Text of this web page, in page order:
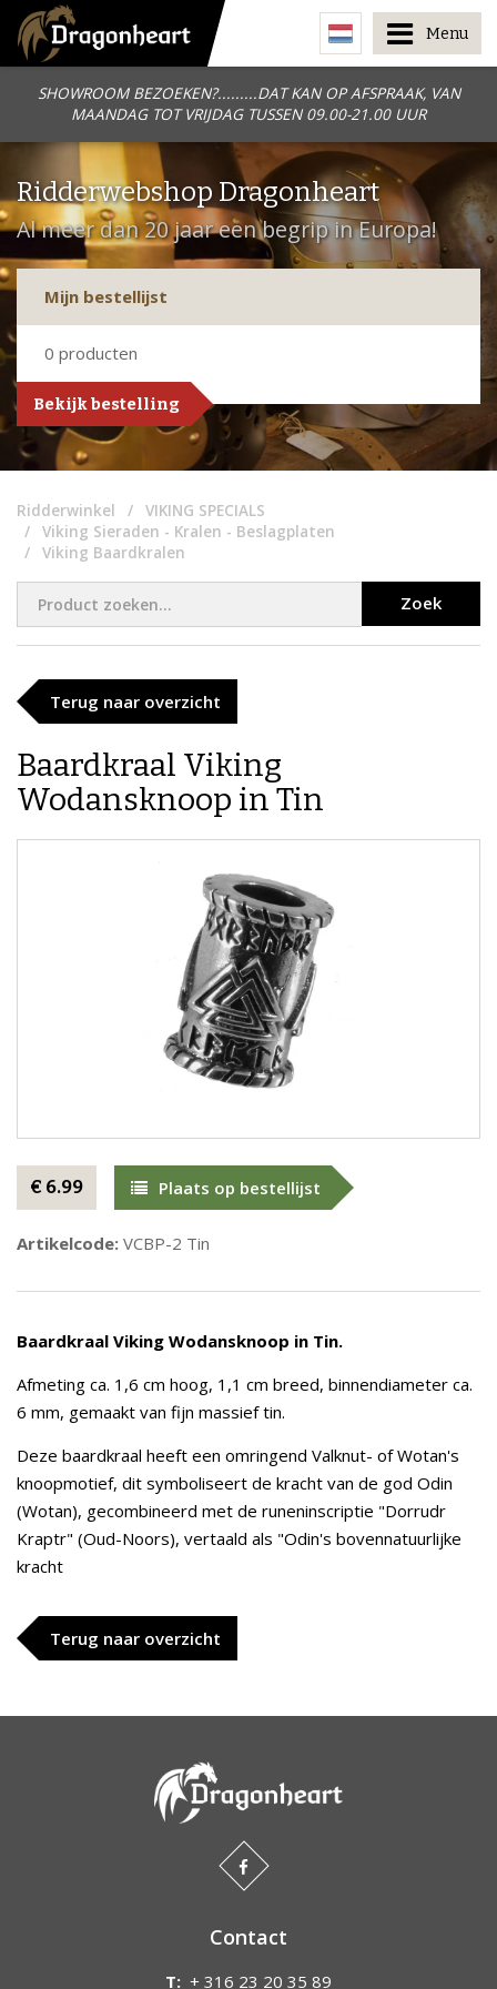
SHOWROOM BEZOEKEN?.........DAT KAN OP AFSPRAAK, VAN
MAANDAG TOT VRIJDAG TUSSEN 09.00-21.00 UUR
Menu
Ridderwebshop Dragonheart
Al meer dan 20 jaar een begrip in Europa!
Mijn bestellijst
0 producten
Bekijk bestelling
Ridderwinkel
VIKING SPECIALS
Viking Sieraden - Kralen - Beslagplaten
Viking Baardkralen
Zoek
Terug naar overzicht
Baardkraal Viking
Wodansknoop in Tin
€ 6.99 Plaats op bestellijst
Artikelcode: VCBP-2 Tin
Baardkraal Viking Wodansknoop in Tin.
Afmeting ca. 1,6 cm hoog, 1,1 cm breed, binnendiameter ca.
6 mm, gemaakt van fijn massief tin.
Deze baardkraal heeft een omringend Valknut- of Wotan's
knoopmotief, dit symboliseert de kracht van de god Odin
(Wotan), gecombineerd met de runeninscriptie "Dorrudr
Kraptr" (Oud-Noors), vertaald als "Odin's bovennatuurlijke
kracht
Terug naar overzicht
Contact
T: + 316 23 20 35 89